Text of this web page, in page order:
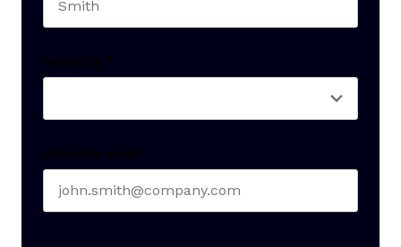
Seniority *
Business email *